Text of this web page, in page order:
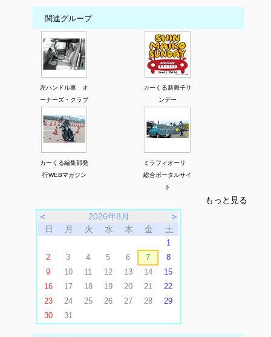
関連グループ
左ハンドル車 オ
ーナーズ・クラブ
カーくる新舞子サ
ンデー
カーくる編集部発
行WEBマガジン
ミラフィオーリ
総合ポータルサイ
ト
もっと見る
＜
2026年8月
＞
日
月 火 水 木 金 土
1
2
3 4 5 6 7
8
9
10 11 12 13 14
15
16
17 18 19 20 21
22
23
24 25 26 27 28
29
30
31